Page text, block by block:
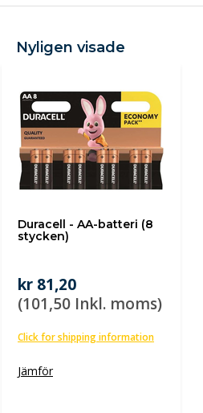
Nyligen visade
Duracell - AA-batteri (8
stycken)
kr 81,20
(101,50 Inkl. moms)
Click for shipping information
Jämför